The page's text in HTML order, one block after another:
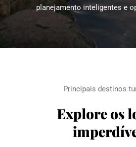
planejamento inteligentes e
Principais destinos
Explore os